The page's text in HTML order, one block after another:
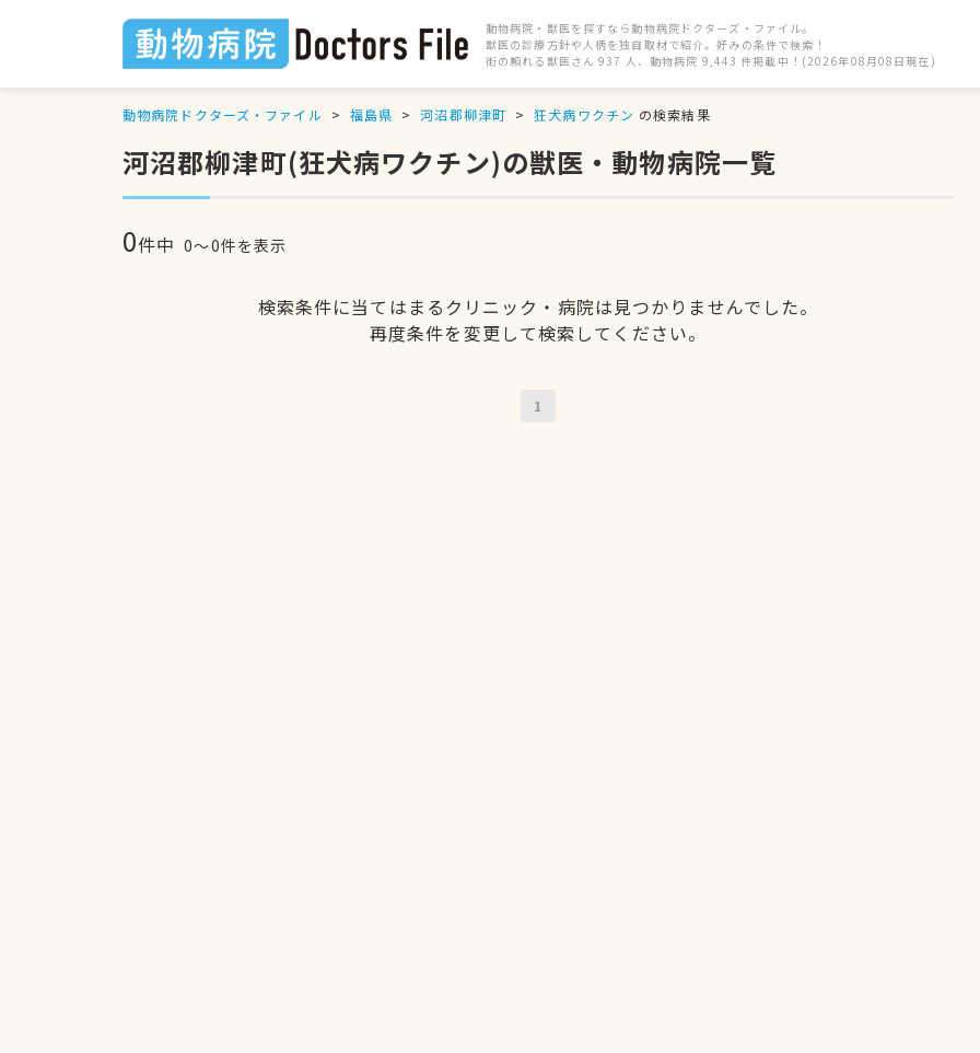
動物病院・獣医を探すなら動物病院ドクターズ・ファイル。
獣医の診療方針や人柄を独自取材で紹介。好みの条件で検索！
街の頼れる獣医さん 937 人、動物病院 9,443 件掲載中！(2026年08月08日現在)
動物病院ドクターズ・ファイル 福島県 河沼郡柳津町 狂犬病ワクチン の検索結果
河沼郡柳津町(狂犬病ワクチン)の獣医・動物病院一覧
0件中 0〜0件を表示
検索条件に当てはまるクリニック・病院は見つかりませんでした。
再度条件を変更して検索してください。
1